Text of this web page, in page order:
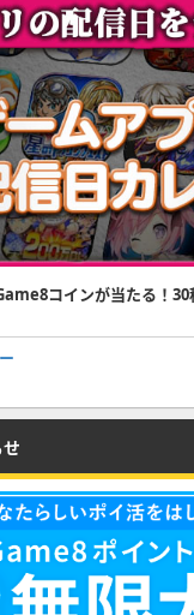
コインが当たる！30